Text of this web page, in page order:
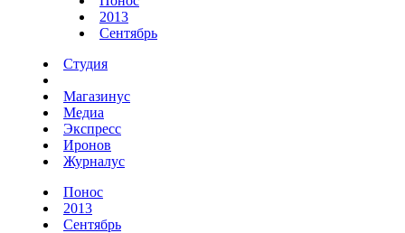
2013
Сентябрь
Студия
Магазинус
Медиа
Экспресс
Иронов
Журналус
Понос
2013
Сентябрь